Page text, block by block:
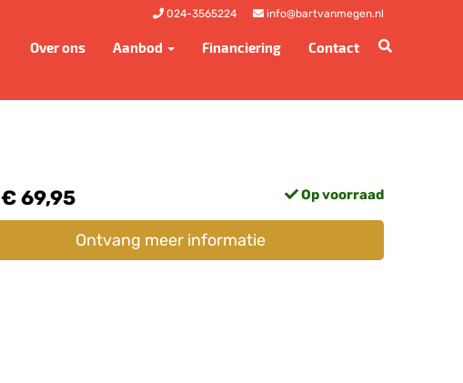
024-3565224 info@bartvanmegen.nl
Over ons Aanbod Financiering Contact
€ 69,95 Op voorraad
Ontvang meer informatie